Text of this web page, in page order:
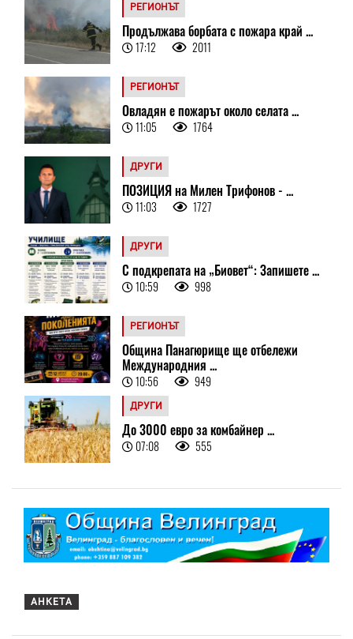
РЕГИОНЪТ
Продължава борбата с пожара край ...
17:12 2011
РЕГИОНЪТ
Овладян е пожарът около селата ...
11:05 1764
ДРУГИ
ПОЗИЦИЯ на Милен Трифонов - ...
11:03 1727
ДРУГИ
С подкрепата на „Биовет“: Запишете ...
10:59 998
РЕГИОНЪТ
Община Панагюрище ще отбележи
Международния ...
10:56 949
ДРУГИ
До 3000 евро за комбайнер ...
07:08 555
АНКЕТА